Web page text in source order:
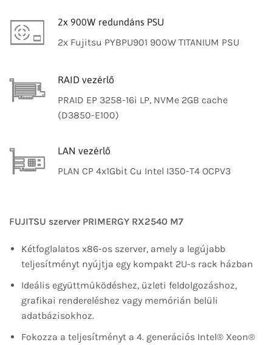
2x 900W redundáns PSU
2x Fujitsu PYBPU901 900W TITANIUM PSU
RAID vezérlő
PRAID EP 3258-16i LP, NVMe 2GB cache
(D3850-E100)
LAN vezérlő
PLAN CP 4x1Gbit Cu Intel I350-T4 OCPV3
FUJITSU szerver PRIMERGY RX2540 M7
Kétfoglalatos x86-os szerver, amely a legújabb
teljesítményt nyújtja egy kompakt 2U-s rack házban
Ideális együttműködéshez, üzleti feldolgozáshoz,
grafikai rendereléshez vagy memórián belüli
adatbázisokhoz.
Fokozza a teljesítményt a 4. generációs Intel® Xeon®